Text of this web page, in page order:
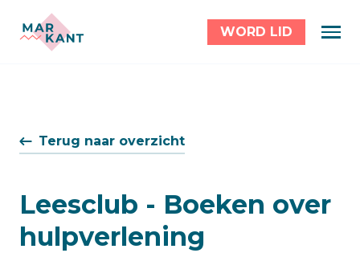
WORD LID
Terug naar overzicht
Leesclub - Boeken over
hulpverlening